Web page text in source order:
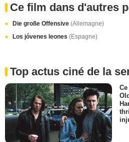
Ce film dans d'autres
Die große Offensive (Allemagne)
Los jóvenes leones (Espagne)
Top actus ciné de la